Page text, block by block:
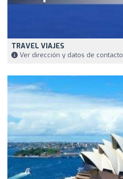
TRAVEL VIAJES
Ver dirección y datos de contacto